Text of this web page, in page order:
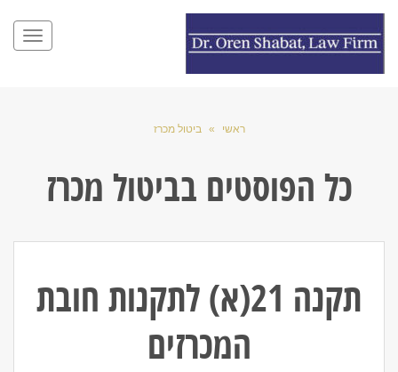
ראשי » ביטול מכרז
כל הפוסטים בביטול מכרז
תקנה 21(א) לתקנות חובת
המכרזים